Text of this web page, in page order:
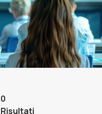
0
Risultati